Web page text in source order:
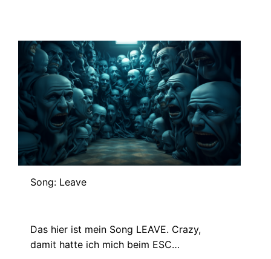
Song: Leave
Das hier ist mein Song LEAVE. Crazy,
damit hatte ich mich beim ESC…